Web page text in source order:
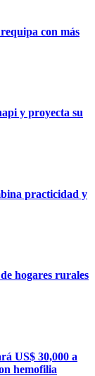
con más
y proyecta su
practicidad y
hogares rurales
US$ 30,000 a
hemofilia